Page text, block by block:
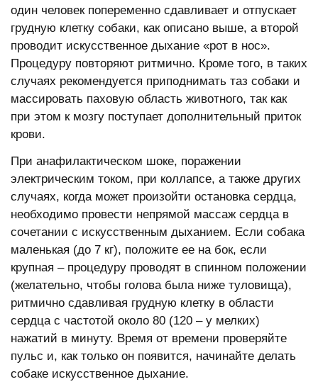
один человек попеременно сдавливает и отпускает
грудную клетку собаки, как описано выше, а второй
проводит искусственное дыхание «рот в нос».
Процедуру повторяют ритмично. Кроме того, в таких
случаях рекомендуется приподнимать таз собаки и
массировать паховую область животного, так как
при этом к мозгу поступает дополнительный приток
крови.
При анафилактическом шоке, поражении
электрическим током, при коллапсе, а также других
случаях, когда может произойти остановка сердца,
необходимо провести непрямой массаж сердца в
сочетании с искусственным дыханием. Если собака
маленькая (до 7 кг), положите ее на бок, если
крупная – процедуру проводят в спинном положении
(желательно, чтобы голова была ниже туловища),
ритмично сдавливая грудную клетку в области
сердца с частотой около 80 (120 – у мелких)
нажатий в минуту. Время от времени проверяйте
пульс и, как только он появится, начинайте делать
собаке искусственное дыхание.